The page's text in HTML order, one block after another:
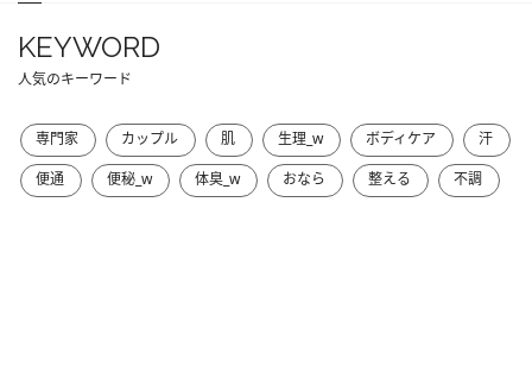
KEYWORD
人気のキーワード
専門家 カップル 肌 生理_w ボディケア
汗
便通
便秘_w 体臭_w おなら 整える 不調